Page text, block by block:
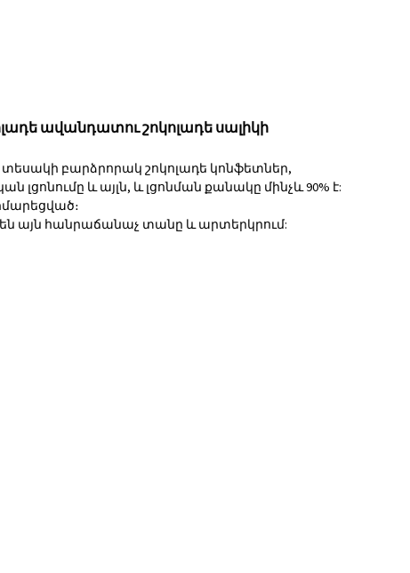
ավանդատու շոկոլադե սալիկի
բարձրորակ շոկոլադե կոնֆետներ,
լցոնումը և այլն, և լցոնման քանակը մինչև 90% է:
այն հանրաճանաչ տանը և արտերկրում: